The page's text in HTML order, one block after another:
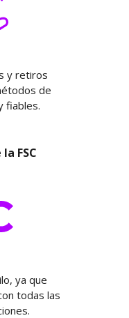
y retiros
de
fiables.
FSC
ya que
todas las